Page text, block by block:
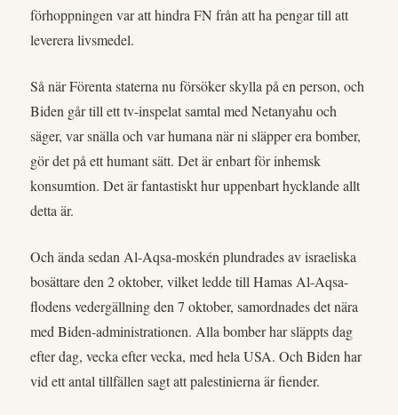
förhoppningen var att hindra FN från att ha pengar till att
leverera livsmedel.
Så när Förenta staterna nu försöker skylla på en person, och
Biden går till ett tv-inspelat samtal med Netanyahu och
säger, var snälla och var humana när ni släpper era bomber,
gör det på ett humant sätt. Det är enbart för inhemsk
konsumtion. Det är fantastiskt hur uppenbart hycklande allt
detta är.
Och ända sedan Al-Aqsa-moskén plundrades av israeliska
bosättare den 2 oktober, vilket ledde till Hamas Al-Aqsa-
flodens vedergällning den 7 oktober, samordnades det nära
med Biden-administrationen. Alla bomber har släppts dag
efter dag, vecka efter vecka, med hela USA. Och Biden har
vid ett antal tillfällen sagt att palestinierna är fiender.